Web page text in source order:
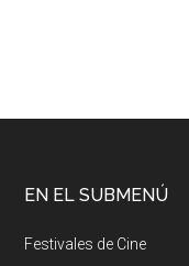
EN EL SUBMENÚ
Festivales de Cine